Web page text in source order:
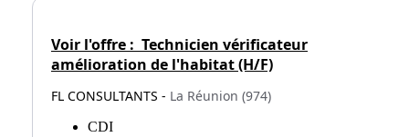
Voir l'offre : Technicien vérificateur
amélioration de l'habitat (H/F)
FL CONSULTANTS - La Réunion (974)
CDI